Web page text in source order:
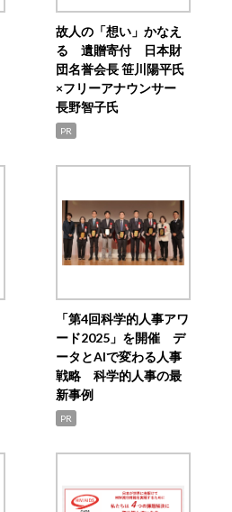
故人の「想い」かなえ
る 遺贈寄付 日本財
団名誉会長 笹川陽平氏
×フリーアナウンサー
長野智子氏
PR
「第4回科学的人事アワ
ード2025」を開催 デ
ータとAIで変わる人事
戦略 科学的人事の最
新事例
PR